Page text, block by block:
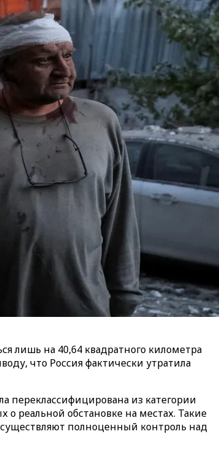
лишь на 40,64 квадратного километра
что Россия фактически утратила
переклассифицирована из категории
реальной обстановке на местах. Такие
полноценный контроль над